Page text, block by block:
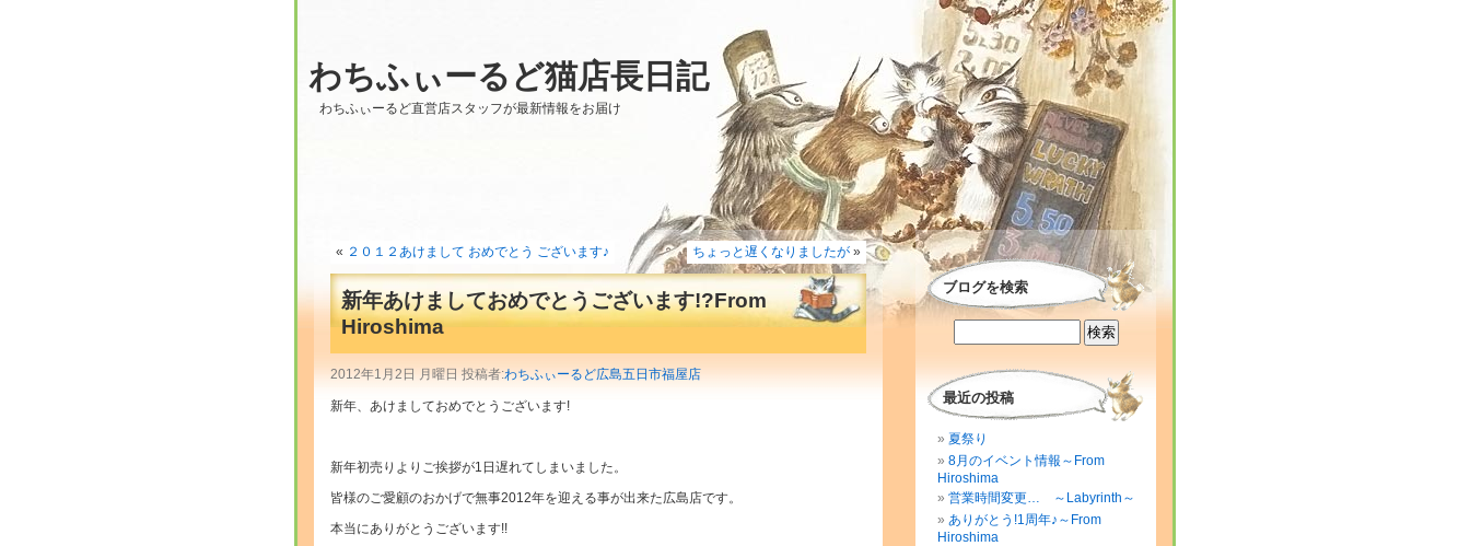
わちふぃーるど猫店長日記
わちふぃーるど直営店スタッフが最新情報をお届け
« ２０１２あけまして おめでとう ございます♪ ちょっと遅くなりましたが »
新年あけましておめでとうございます!?From
Hiroshima
2012年1月2日 月曜日 投稿者:わちふぃーるど広島五日市福屋店
新年、あけましておめでとうございます!
新年初売りよりご挨拶が1日遅れてしまいました。
皆様のご愛顧のおかげで無事2012年を迎える事が出来た広島店です。
本当にありがとうございます!!
ブログを検索
最近の投稿
夏祭り
8月のイベント情報～From
Hiroshima
営業時間変更… ～Labyrinth～
ありがとう!1周年♪～From
Hiroshima